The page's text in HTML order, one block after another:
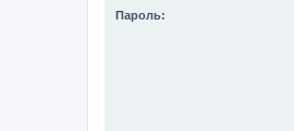
Пароль: